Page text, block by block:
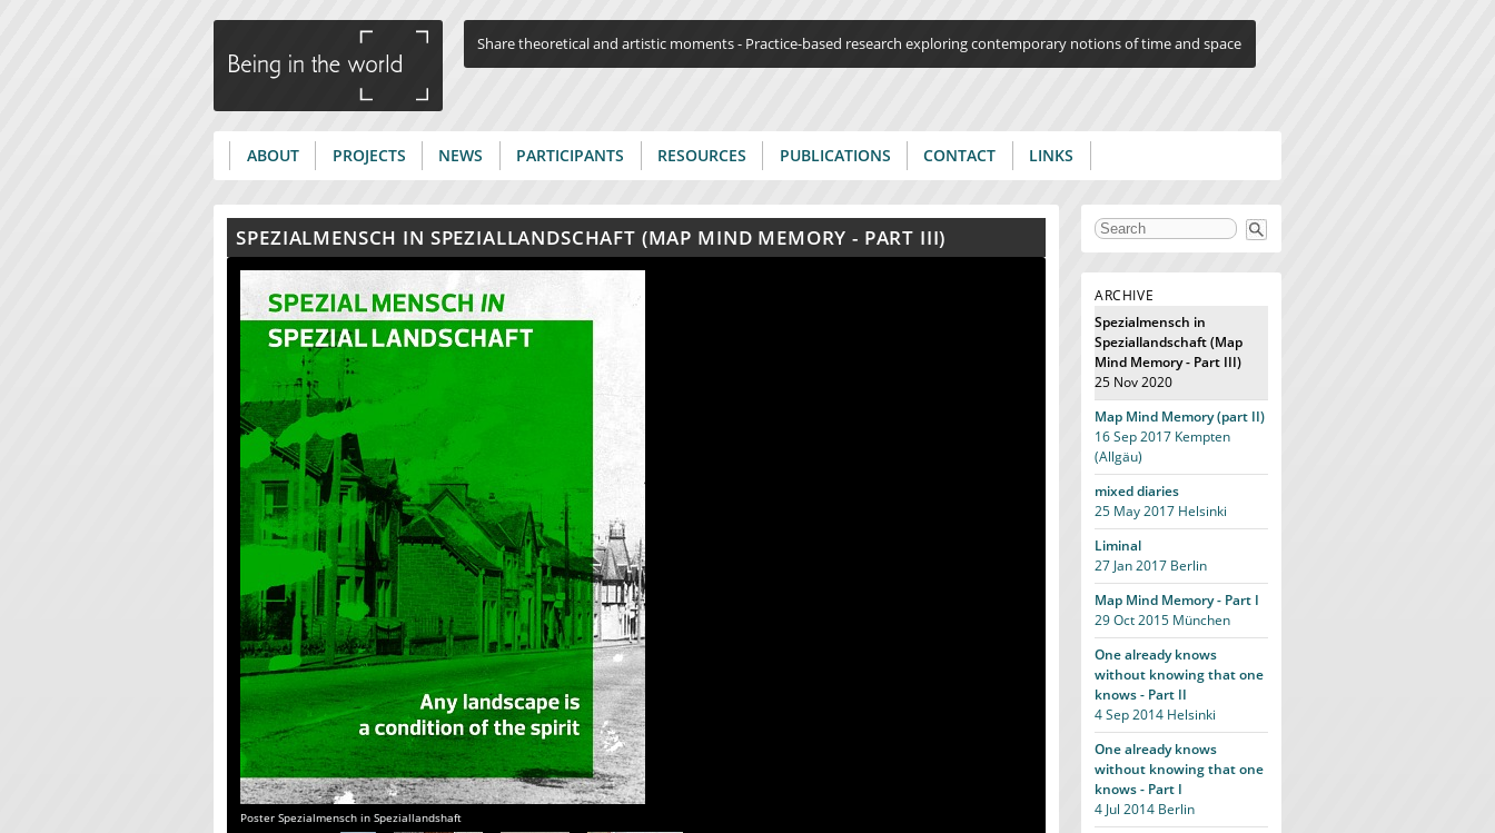
Jump to navigation
Share theoretical and artistic moments - Practice-based research exploring contemporary notions of time and space
SPEZIALMENSCH IN SPEZIALLANDSCHAFT (MAP MIND MEMORY - PART III)
Poster Spezialmensch in Speziallandshaft
Main menu
ABOUT PROJECTS NEWS PARTICIPANTS RESOURCES PUBLICATIONS CONTACT LINKS
Search form
ARCHIVE
Spezialmensch in
Speziallandschaft (Map
Mind Memory - Part III)
25 Nov 2020
Map Mind Memory (part II)
16 Sep 2017 Kempten
(Allgäu)
mixed diaries
25 May 2017 Helsinki
Liminal
27 Jan 2017 Berlin
Map Mind Memory - Part I
29 Oct 2015 München
One already knows
without knowing that one
knows - Part II
4 Sep 2014 Helsinki
One already knows
without knowing that one
knows - Part I
4 Jul 2014 Berlin